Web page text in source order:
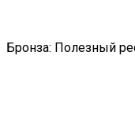
Бронза: Полезный